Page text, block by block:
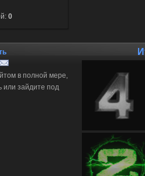
0
в полной мере,
или зайдите под